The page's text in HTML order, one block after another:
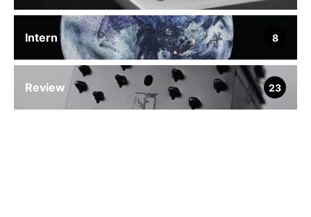
Intern 8
Review 23